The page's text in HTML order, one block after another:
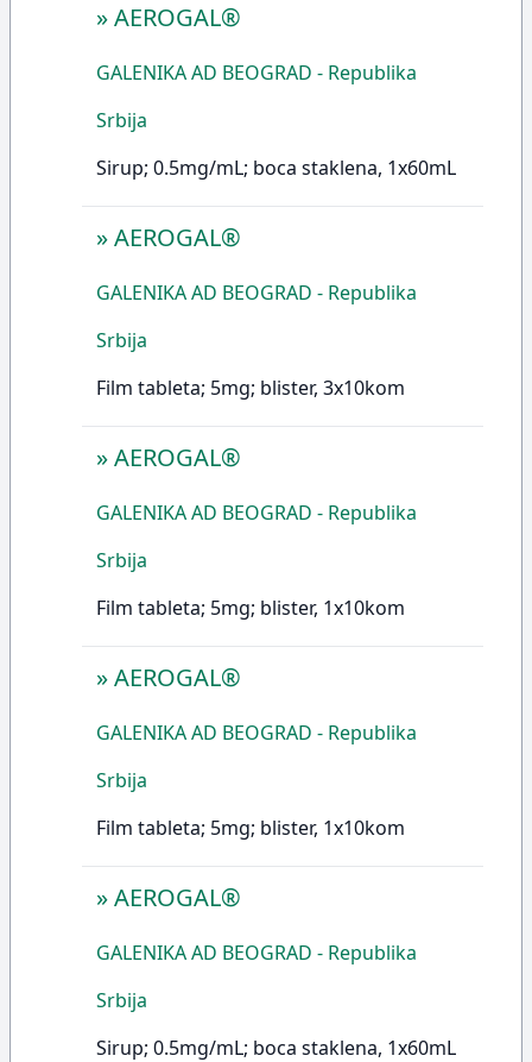
»AEROGAL®
GALENIKA AD BEOGRAD - Republika
Srbija
Sirup; 0.5mg/mL; boca staklena, 1x60mL
»AEROGAL®
GALENIKA AD BEOGRAD - Republika
Srbija
Film tableta; 5mg; blister, 3x10kom
»AEROGAL®
GALENIKA AD BEOGRAD - Republika
Srbija
Film tableta; 5mg; blister, 1x10kom
»AEROGAL®
GALENIKA AD BEOGRAD - Republika
Srbija
Film tableta; 5mg; blister, 1x10kom
»AEROGAL®
GALENIKA AD BEOGRAD - Republika
Srbija
Sirup; 0.5mg/mL; boca staklena, 1x60mL